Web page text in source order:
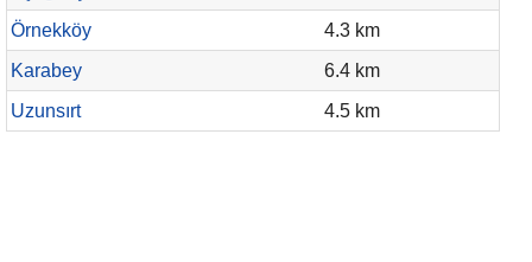
Örnekköy
4.3 km
Karabey
6.4 km
Uzunsırt
4.5 km